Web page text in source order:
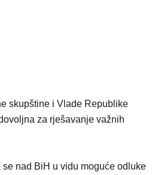
skupštine i Vlade Republike
za rješavanje važnih
nad BiH u vidu moguće odluke